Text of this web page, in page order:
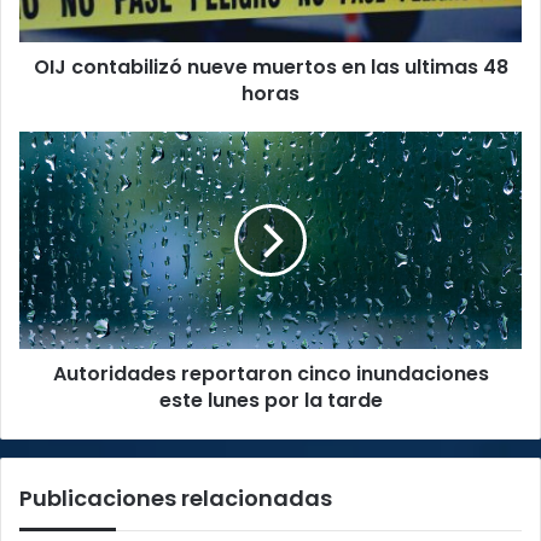
48
horas
OIJ contabilizó nueve muertos en las ultimas 48
horas
Autoridades
reportaron
cinco
inundaciones
este
lunes
por
la
tarde
Autoridades reportaron cinco inundaciones
este lunes por la tarde
Publicaciones relacionadas